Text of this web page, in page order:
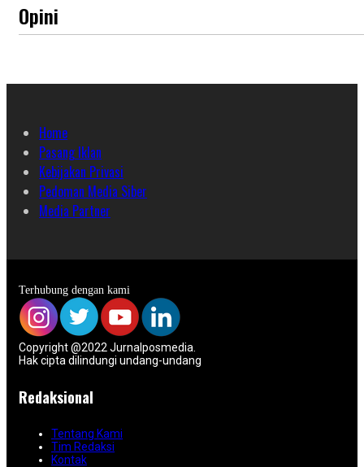
Opini
Home
Pasang Iklan
Kebijakan Privasi
Pedoman Media Siber
Media Partner
Terhubung dengan kami
Copyright @2022 Jurnalposmedia.
Hak cipta dilindungi undang-undang
Redaksional
Tentang Kami
Tim Redaksi
Kontak